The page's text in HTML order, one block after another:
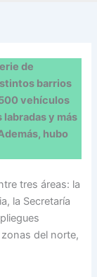
de
barrios
vehículos
y más
hubo
tres áreas: la
la Secretaría
del norte,